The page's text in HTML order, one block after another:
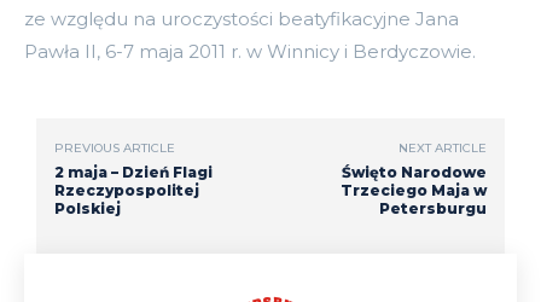
ze względu na uroczystości beatyfikacyjne Jana
Pawła II, 6-7 maja 2011 r. w Winnicy i Berdyczowie.
PREVIOUS ARTICLE
2 maja – Dzień Flagi
Rzeczypospolitej
Polskiej
NEXT ARTICLE
Święto Narodowe
Trzeciego Maja w
Petersburgu